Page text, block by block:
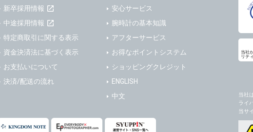
止することを契約の条件といたします。
(2)法令等により開示を求められた場合。
(3)ご本人または公衆の生命、身体又は財産の保護のために必要がある場合であって、本人の同
本人の同意を得ることにより当該事務の遂行に支障を及ぼすおそれがあるとき。
(5)業務を円滑に進めるために、外部業者に個人データの一部又は全部の処理を委託する場合（
当社への個人情報の提供はお客様の任意ですが、必要な個人情報をご提供いただけない場合、
ますのでご了承下さい。
3) 弊社は一年以上に亘って使用がないユーザーIDとこれに伴う個人情報を抹消することができ
4) ユーザーID、パスワード、メールアドレス及びこれに伴う個人情報の管理不十分、使用上の
は、ユーザーが負うものとし、弊社は一切責任を負いません。
1) ユーザーは、メールアドレスその他の登録事項に変更が生じた場合、直ちに弊社所定の変更
2) 弊社はユーザーの入会申込により知り得た情報、またはユーザーが本サイト及び本サービス
報に関し、以下の項目に該当する場合に利用することができるものとします。
(1) 統計した情報のみを開示し、ユーザーの個人情報を表示しない場合。
(3) ユーザーが個人情報の開示について同意している場合。
新卒採用情報
中途採用情報
特定商取引に関する表示
資金決済法に基づく表示
お支払いについて
決済/配送の流れ
安心サービス
腕時計の基本知識
アフターサービス
お得なポイントシステム
ショッピングクレジット
ENGLISH
中文
当社
リテ
当社
ライ
当サ